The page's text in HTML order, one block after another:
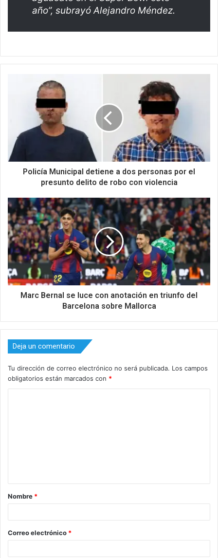
año”, subrayó Alejandro Méndez.
Policía Municipal detiene a dos personas por el
presunto delito de robo con violencia
Marc Bernal se luce con anotación en triunfo del
Barcelona sobre Mallorca
Deja un comentario
Tu dirección de correo electrónico no será publicada. Los campos
obligatorios están marcados con *
a
r
*
Nombre *
Correo electrónico *